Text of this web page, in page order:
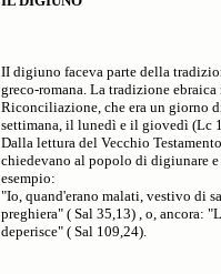
II digiuno faceva parte della
greco-romana. La tradizione
Riconciliazione, che era un giorno
settimana, il lunedì e il giovedì (Lc
Dalla lettura del Vecchio
chiedevano al popolo di digiunare
esempio:
"Io, quand'erano malati, vestivo di
preghiera" ( Sal 35,13) , o, ancora:
deperisce" ( Sal 109,24).